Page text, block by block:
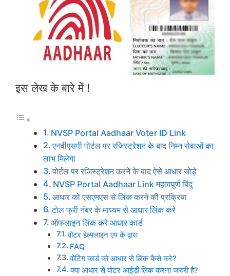
इस लेख के बारे में !
NVSP Portal Aadhaar Voter ID Link
एनवीएसपी पोर्टल पर रजिस्ट्रेशन के बाद निम्न सेवाओं का
लाभ मिलेगा
पोर्टल पर रजिस्ट्रेशन करने के बाद ऐसे आधार जोड़े
NVSP Portal Aadhaar Link महत्वपूर्ण बिंदु
आधार को एसएमएस से लिंक करने की प्रक्रिया
टोल फ्री नंबर के माध्यम से आधार लिंक करे
ऑफलाइन लिंक करे आधार कार्ड
वोटर हेल्पलाइन एप के द्वारा
FAQ
वोटिंग कार्ड को आधार से लिंक कैसे करे?
क्या आधार से वोटर आईडी लिंक करना जरुरी है?